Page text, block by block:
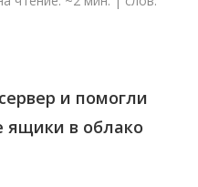
и помогли
ящики в облако